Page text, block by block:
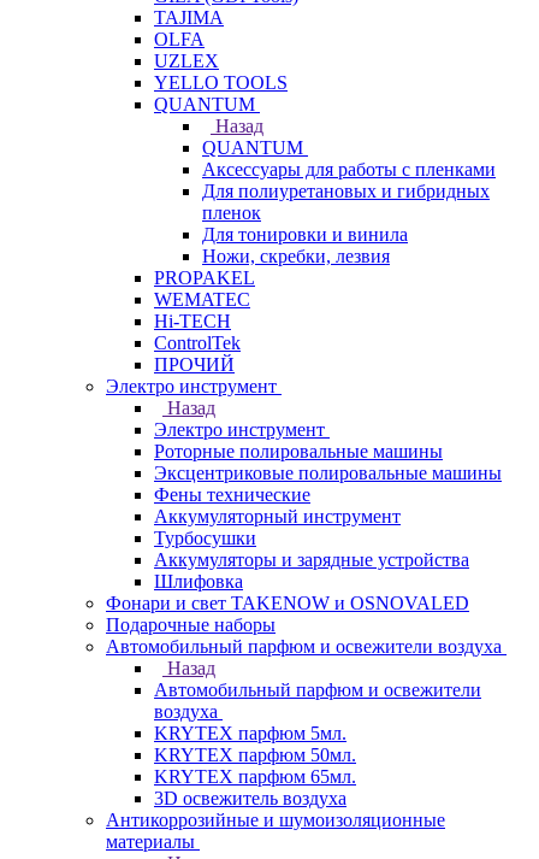
TAJIMA
OLFA
UZLEX
YELLO TOOLS
QUANTUM
Назад
QUANTUM
Аксессуары для работы с пленками
Для полиуретановых и гибридных
пленок
Для тонировки и винила
Ножи, скребки, лезвия
PROPAKEL
WEMATEC
Hi-TECH
ControlTek
ПРОЧИЙ
Электро инструмент
Назад
Электро инструмент
Роторные полировальные машины
Эксцентриковые полировальные машины
Фены технические
Аккумуляторный инструмент
Турбосушки
Аккумуляторы и зарядные устройства
Шлифовка
Фонари и свет TAKENOW и OSNOVALED
Подарочные наборы
Автомобильный парфюм и освежители воздуха
Назад
Автомобильный парфюм и освежители
воздуха
KRYTEX парфюм 5мл.
KRYTEX парфюм 50мл.
KRYTEX парфюм 65мл.
3D освежитель воздуха
Антикоррозийные и шумоизоляционные
материалы